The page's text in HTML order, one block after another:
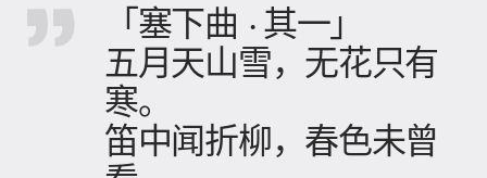
「塞下曲 · 其一」
五月天山雪，无花只有
寒。
笛中闻折柳，春色未曾